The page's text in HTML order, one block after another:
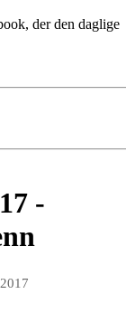
der den daglige
-